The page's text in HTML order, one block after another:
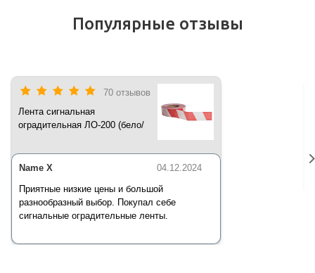
Популярные отзывы
70 отзывов
Лента сигнальная
оградительная ЛО-200 (бело/
04.12.2024
Name X
Приятные низкие цены и большой
разнообразный выбор. Покупал себе
сигнальные оградительные ленты.